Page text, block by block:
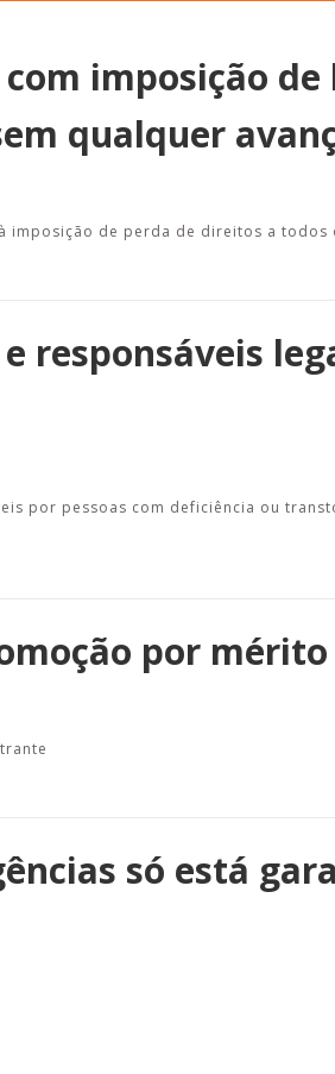
imposição de
qualquer
imposição de perda de direitos a todos
responsáveis
por pessoas com deficiência ou
por mérito
só está
a parceria da Apcef